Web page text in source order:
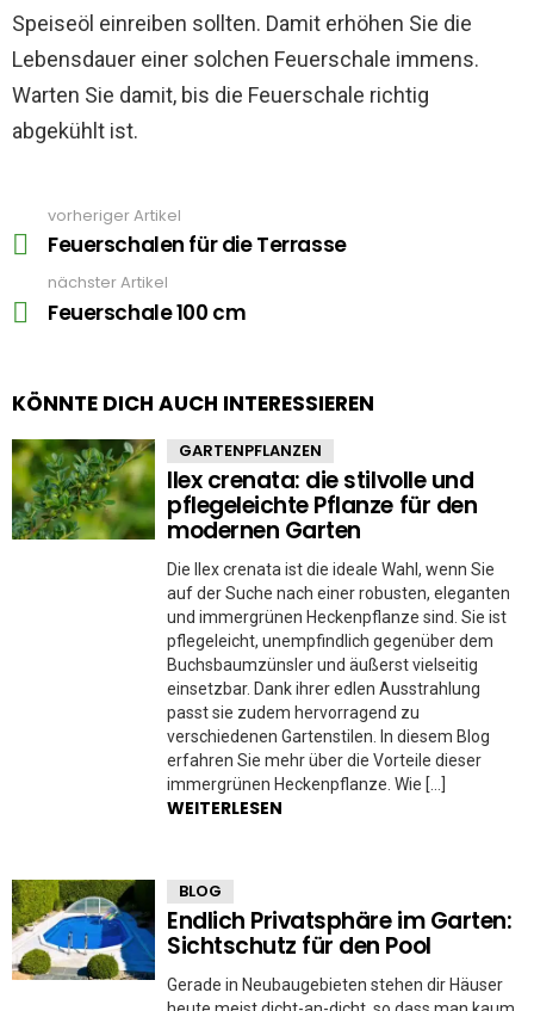
Speiseöl einreiben sollten. Damit erhöhen Sie die
Lebensdauer einer solchen Feuerschale immens.
Warten Sie damit, bis die Feuerschale richtig
abgekühlt ist.
more
vorheriger Artikel
Feuerschalen für die Terrasse
nächster Artikel
Feuerschale 100 cm
KÖNNTE DICH AUCH INTERESSIEREN
GARTENPFLANZEN
Ilex crenata: die stilvolle und
pflegeleichte Pflanze für den
modernen Garten
Die Ilex crenata ist die ideale Wahl, wenn Sie
auf der Suche nach einer robusten, eleganten
und immergrünen Heckenpflanze sind. Sie ist
pflegeleicht, unempfindlich gegenüber dem
Buchsbaumzünsler und äußerst vielseitig
einsetzbar. Dank ihrer edlen Ausstrahlung
passt sie zudem hervorragend zu
verschiedenen Gartenstilen. In diesem Blog
erfahren Sie mehr über die Vorteile dieser
immergrünen Heckenpflanze. Wie […]
WEITERLESEN
BLOG
Endlich Privatsphäre im Garten:
Sichtschutz für den Pool
Gerade in Neubaugebieten stehen dir Häuser